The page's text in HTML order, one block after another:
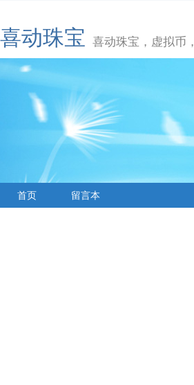
喜动珠宝 喜动珠宝，虚拟币
首页 留言本